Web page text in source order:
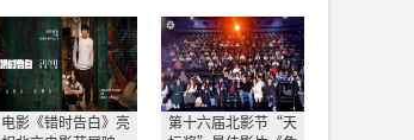
电影《错时告白》亮
第十六届北影节“天